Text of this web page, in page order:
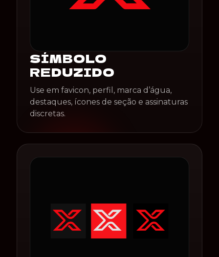
SÍMBOLO
REDUZIDO
Use em favicon, perfil, marca d’água,
destaques, ícones de seção e assinaturas
discretas.